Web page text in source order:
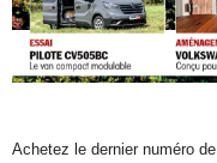
Achetez le dernier numéro